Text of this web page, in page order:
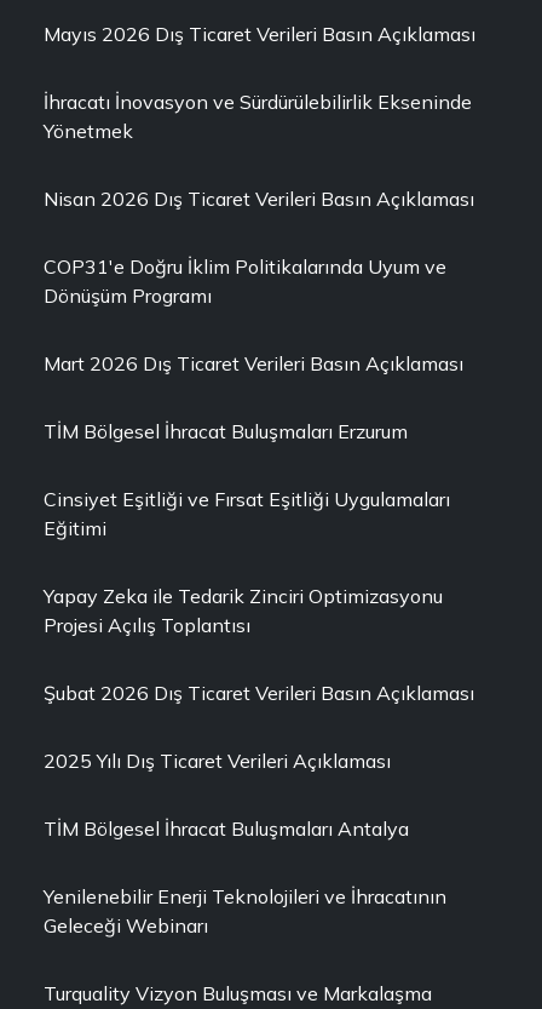
Mayıs 2026 Dış Ticaret Verileri Basın Açıklaması
İhracatı İnovasyon ve Sürdürülebilirlik Ekseninde
Yönetmek
Nisan 2026 Dış Ticaret Verileri Basın Açıklaması
COP31'e Doğru İklim Politikalarında Uyum ve
Dönüşüm Programı
Mart 2026 Dış Ticaret Verileri Basın Açıklaması
TİM Bölgesel İhracat Buluşmaları Erzurum
Cinsiyet Eşitliği ve Fırsat Eşitliği Uygulamaları
Eğitimi
Yapay Zeka ile Tedarik Zinciri Optimizasyonu
Projesi Açılış Toplantısı
Şubat 2026 Dış Ticaret Verileri Basın Açıklaması
2025 Yılı Dış Ticaret Verileri Açıklaması
TİM Bölgesel İhracat Buluşmaları Antalya
Yenilenebilir Enerji Teknolojileri ve İhracatının
Geleceği Webinarı
Turquality Vizyon Buluşması ve Markalaşma